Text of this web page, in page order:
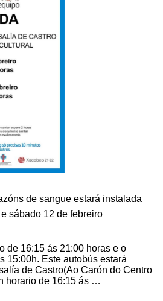
de sangue estará instalada
sábado 12 de febreiro
de 16:15 ás 21:00 horas e o
15:00h. Este autobús estará
de Castro(Ao Carón do Centro
horario de 16:15 ás …